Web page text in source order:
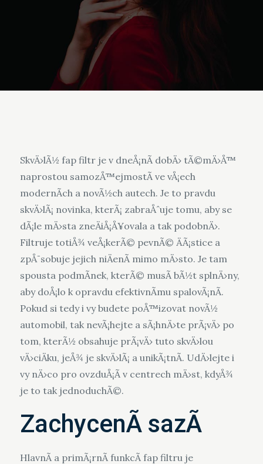
SkvÄ›lÃ½ fap filtrje v dneÅ¡nÃ­ dobÄ› tÃ©mÄ›Å™
naprostou samozÅ™ejmostÃ­ ve vÅ¡ech
modernÃ­ch a novÃ½ch autech. Je to pravdu
skvÄ›lÃ¡ novinka, kterÃ¡ zabraÅˆuje tomu, aby se
dÃ¡le mÄ›sta zneÄiÅ¡Å¥ovala a tak podobnÄ›.
Filtruje totiÅ¾ veÅ¡kerÃ© pevnÃ© ÄÃ¡stice a
zpÅ¯sobuje jejich niÄenÃ­ mimo mÄ›sto. Je tam
spousta podmÃ­nek, kterÃ© musÃ­ bÃ½t splnÄ›ny,
aby doÅ¡lo k opravdu efektivnÃ­mu spalovÃ¡nÃ­.
Pokud si tedy i vy budete poÅ™izovat novÃ½
automobil, tak nevÃ¡hejte a sÃ¡hnÄ›te prÃ¡vÄ› po
tom, kterÃ½ obsahuje prÃ¡vÄ› tuto skvÄ›lou
vÄ›ciÄku, jeÅ¾ je skvÄ›lÃ¡ a unikÃ¡tnÃ­. UdÄ›lejte i
vy nÄ›co pro ovzduÅ¡Ã­ v centrech mÄ›st, kdyÅ¾
je to tak jednoduchÃ©.
ZachycenÃ­ sazÃ­
HlavnÃ­ a primÃ¡rnÃ­ funkcÃ­ fap filtru je